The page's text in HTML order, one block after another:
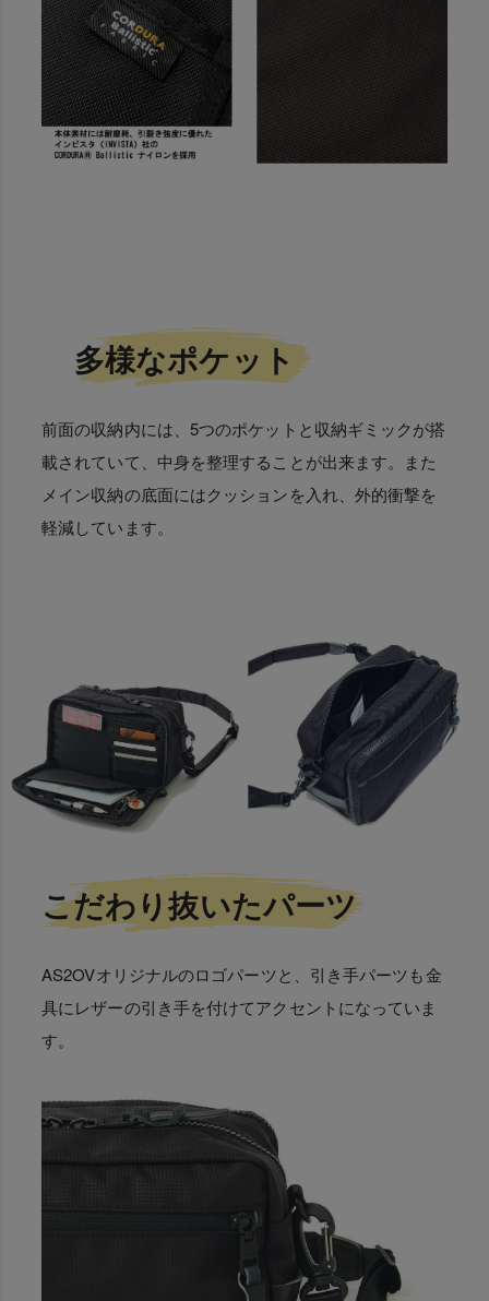
多様なポケット
前面の収納内には、5つのポケットと収納ギミックが搭
載されていて、中身を整理することが出来ます。また
メイン収納の底面にはクッションを入れ、外的衝撃を
軽減しています。
こだわり抜いたパーツ
AS2OVオリジナルのロゴパーツと、引き手パーツも金
具にレザーの引き手を付けてアクセントになっていま
す。